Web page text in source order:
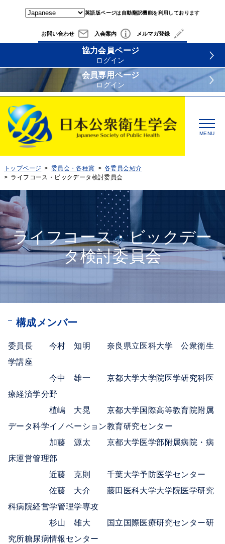
英語版ページは自動翻訳機能を利用しております
お問い合わせ 入会案内 メルマガ登録
協力会員ページ
ログイン
会員専用ページ
ログイン
MENU
トップページ 委員会・各種賞
各委員会紹介
ライフコース・ビックデータ検討委員会
ライフコース・ビックデー
タ検討委員会
構成メンバー
委員長 今村 知明 奈良県立医科大学 公衆衛生
学講座
今中 雄一 京都大学大学院医学研究科医
療経済学分野
植嶋 大晃 京都大学国際高等教育院附属
データ科学イノベーション教育研究センター
加藤 源太 京都大学医学部附属病院・病
床運営管理部
近藤 克則 千葉大学予防医学センター
佐藤 大介 藤田医科大学大学院医学研究
科病院経営学管理学専攻
杉山 雄大 国立国際医療研究センター研
究所糖尿病情報センター